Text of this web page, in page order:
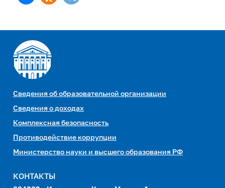
Сведения об образовательной организации
Сведения о доходах
Комплексная безопасность
Противодействие коррупции
Министерство науки и высшего образования РФ
КОНТАКТЫ